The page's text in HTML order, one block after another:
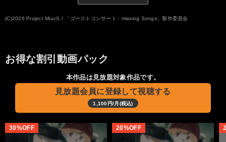
(C)2026 Project MiucS / 「ゴーストコンサート : missing Songs」製作委員会
お得な割引動画パック
本作品は見放題対象作品です。
見放題会員に登録して視聴する
1,100円/月(税込)
30%OFF 20%OFF